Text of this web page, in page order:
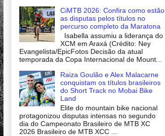
CiMTB 2026: Confira como estão
as disputas pelos títulos no
percurso completo da Maratona
Isabella assumiu a liderança do
XCM em Araxá (Crédito: Ney
Evangelista/EpicFotos Decisão da atual
temporada da Copa Internacional de Mount...
Raiza Goulão e Alex Malacarne
conquistam os títulos brasileiros
do Short Track no Mobai Bike
Land
Elite do mountain bike nacional
protagonizou disputas intensas no segundo
dia do Campeonato Brasileiro de MTB XC
2026 Brasileiro de MTB XCC ...